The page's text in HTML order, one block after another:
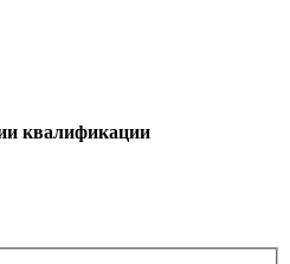
квалификации